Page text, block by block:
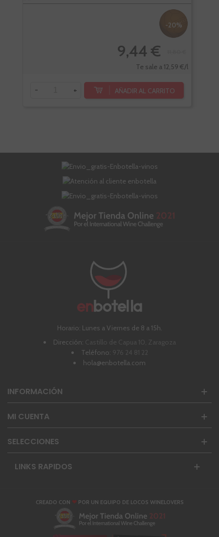
-20%
9,44 €
Te sale a 12,59 €/l
- + AÑADIR AL CARRITO
Horario: Lunes a Viernes de 8 a 15h.
Dirección: Castillo de Capua 10, Zaragoza
Teléfono: 976 24 81 22
hola@enbotella.com
INFORMACIÓN
MI CUENTA
SELECCIONES
LINKS RAPIDOS
CREADO CON ❤POR UN EQUIPO DE LOCOS WINELOVERS